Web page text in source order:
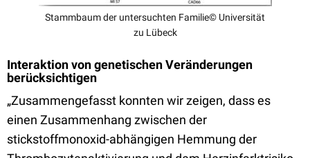
Stammbaum der untersuchten Familie© Universität
zu Lübeck
Interaktion von genetischen Veränderungen
berücksichtigen
„Zusammengefasst konnten wir zeigen, dass es
einen Zusammenhang zwischen der
stickstoffmonoxid-abhängigen Hemmung der